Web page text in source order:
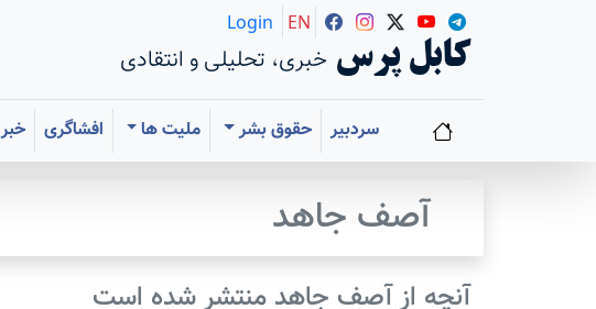
کابل پرس خبری، تحلیلی و انتقادی
Login EN
سردبیر حقوق بشر ملیت ها افشاگری خبر
آصف جاهد
آنچه از آصف جاهد منتشر شده است